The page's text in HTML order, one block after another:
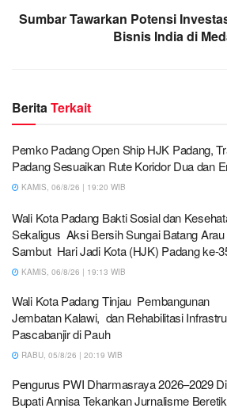
Sumbar Tawarkan Potensi
Bisnis India di
BeritaTerkait
Pemko Padang Open Ship HJK Padang,
Padang Sesuaikan Rute Koridor Dua dan
KAMIS, 06/8/26 | 19:20 WIB
Wali Kota Padang Bakti Sosial dan
Sekaligus Aksi Bersih Sungai Batang Arau
Sambut Hari Jadi Kota (HJK) Padang ke-
KAMIS, 06/8/26 | 19:13 WIB
Wali Kota Padang Tinjau Pembangunan
Jembatan Kalawi, dan Rehabilitasi
Pascabanjir di Pauh
RABU, 05/8/26 | 20:19 WIB
Pengurus PWI Dharmasraya 2026–2029
Bupati Annisa Tekankan Jurnalisme